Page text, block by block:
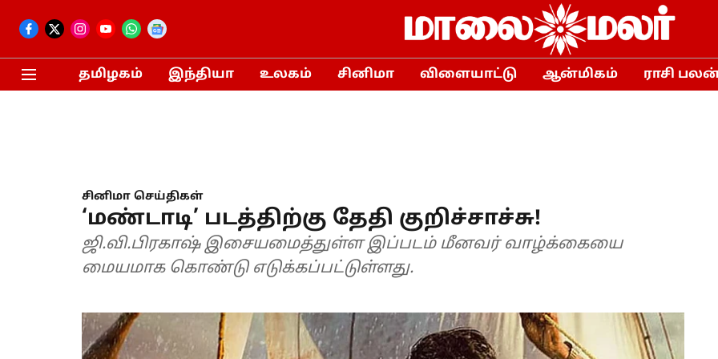
தமிழகம் இந்தியா உலகம் சினிமா விளையாட்டு ஆன்மிகம் ராசி
சினிமா செய்திகள்
‘மண்டாடி’ படத்திற்கு தேதி குறிச்சாச்சு!
ஜி.வி.பிரகாஷ் இசையமைத்துள்ள இப்படம் மீனவர் வாழ்க்கையை
மையமாக கொண்டு எடுக்கப்பட்டுள்ளது.